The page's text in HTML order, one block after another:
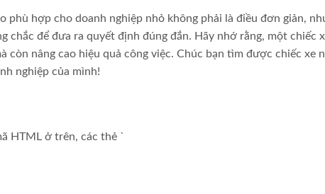
phù hợp cho doanh nghiệp nhỏ không phải là điều đơn giản,
chắc để đưa ra quyết định đúng đắn. Hãy nhớ rằng, một chiếc
còn nâng cao hiệu quả công việc. Chúc bạn tìm được chiếc xe
nghiệp của mình!
HTML ở trên, các thẻ `